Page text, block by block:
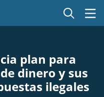
plan para
dinero y sus
ilegales